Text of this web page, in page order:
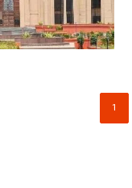
1